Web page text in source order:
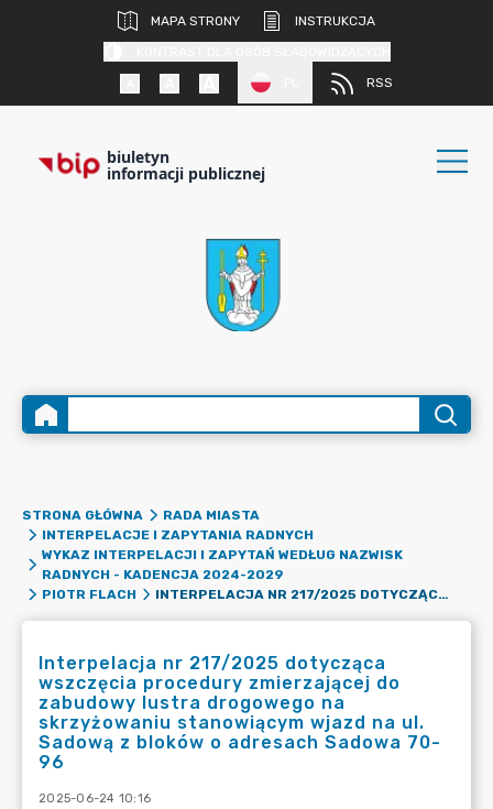
MAPA STRONY
INSTRUKCJA
RSS
biuletyn
informacji publicznej
STRONA GŁÓWNA
RADA MIASTA
INTERPELACJE I ZAPYTANIA RADNYCH
WYKAZ INTERPELACJI I ZAPYTAŃ WEDŁUG NAZWISK
RADNYCH - KADENCJA 2024-2029
PIOTR FLACH
INTERPELACJA NR 217/2025 DOTYCZĄCA WSZCZĘCIA PROCEDURY ZMIERZAJĄCEJ DO ZABUDOWY LUSTRA DROGOWEGO NA SKRZYŻOWANIU STANOWIĄCYM WJAZD NA UL. SADOWĄ Z BLOKÓW O ADRESACH SADOWA 70-96
Interpelacja nr 217/2025 dotycząca
wszczęcia procedury zmierzającej do
zabudowy lustra drogowego na
skrzyżowaniu stanowiącym wjazd na ul.
Sadową z bloków o adresach Sadowa 70-
96
2025-06-24 10:16